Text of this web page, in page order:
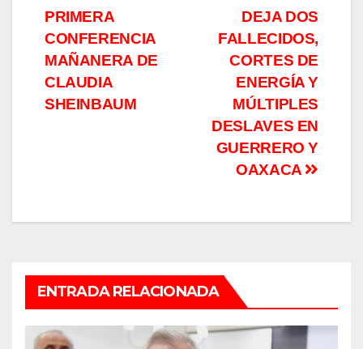
de
entradas
DEJA DOS
FALLECIDOS,
CORTES DE
ENERGÍA Y
MÚLTIPLES
DESLAVES EN
GUERRERO Y
OAXACA
PRIMERA
CONFERENCIA
MAÑANERA DE
CLAUDIA
SHEINBAUM
ENTRADA RELACIONADA